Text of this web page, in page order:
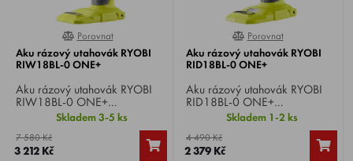
Kompatibilní baterie napříč stovkami strojů (M12 / M18)
Robustní kovová převodovka
Ochrana proti přetížení
Ergonomický design a vyvážené těžiště
Dlouhá servisní životnost
0%
Porovnat
Aku rázový utahovák RYOBI
RIW18BL-0 ONE+
Aku rázový utahovák RYOBI
RIW18BL-0 ONE+
BRUSHLESS , napětí 18 V,
otáčky 0-2800 ot/min, upínání
1/4" čtyřhran, utahovací
moment 900 Nm,
Skladem 3-5 ks
7 580 Kč
3 212 Kč
0%
Porovnat
Aku rázový utahovák RYOBI
RID18BL-0 ONE+
Aku rázový utahovák RYOBI
RID18BL-0 ONE+
BRUSHLESS, napětí 18 V,
otáčky 0-2900
ot/min, sklíčidlo 1/4",
utahovací moment 300 Nm,
Skladem 1-2 ks
4 490 Kč
2 379 Kč